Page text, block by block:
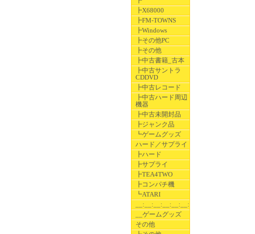
┣X68000
┣FM-TOWNS
┣Windows
┣その他PC
┣その他
┣中古書籍_古本
┣中古サントラ
CDDVD
┣中古レコード
┣中古ハード周辺
機器
┣中古未開封品
┣ジャンク品
┗ゲームグッズ
ハード／サプライ
┣ハード
┣サプライ
┣TEA4TWO
┣コンパチ機
┗ATARI
__:__:__:__:__:__:__
__ゲームグッズ
その他